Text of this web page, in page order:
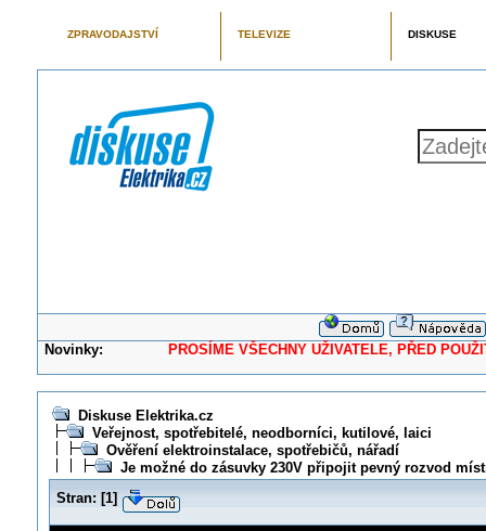
ZPRAVODAJSTVÍ TELEVIZE DISKUSE
Novinky: PROSÍME VŠECHNY UŽIVATELE, PŘED
Diskuse Elektrika.cz
Veřejnost, spotřebitelé, neodborníci, kutilové, laici
Ověření elektroinstalace, spotřebičů, nářadí
Je možné do zásuvky 230V připojit pevný rozvod
Stran: [1]